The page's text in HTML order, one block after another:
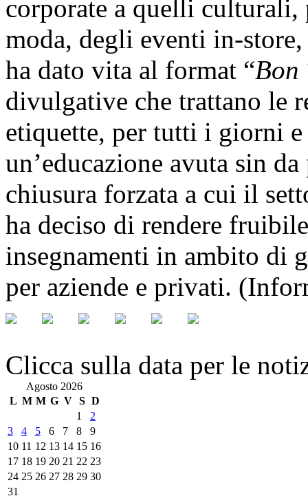
corporate a quelli culturali,
moda, degli eventi in-
ha dato vita al format “Bon
divulgative che trattano le
etiquette, per tutti i giorni
un’educazione avuta sin
chiusura forzata a cui il
ha deciso di rendere
insegnamenti in ambito di
per aziende e privati.
Clicca sulla data per le
Agosto 2026
L M M G V S D
1
2
3
4 5 6 7 8
9
10 11 12 13 14 15 16
17 18 19 20 21 22 23
24 25 26 27 28 29 30
31